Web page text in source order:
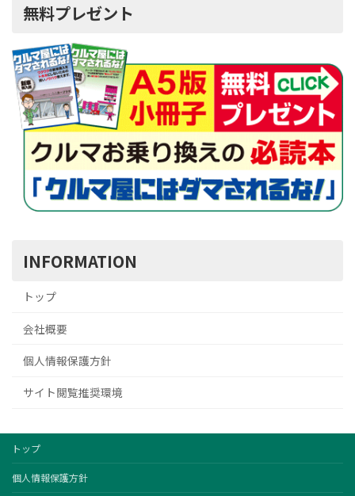
無料プレゼント
INFORMATION
トップ
会社概要
個人情報保護方針
サイト閲覧推奨環境
トップ
個人情報保護方針